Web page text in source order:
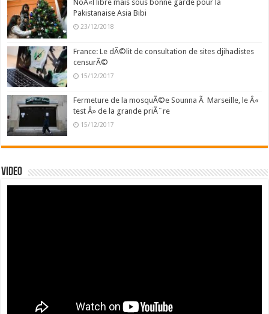
NoÃ«l libre mais sous bonne garde pour la
Pakistanaise Asia Bibi
23/12/2018
France: Le dÃ©lit de consultation de sites djihadistes
censurÃ©
15/12/2017
Fermeture de la mosquÃ©e Sounna Ã Marseille, le Â«
test Â» de la grande priÃ¨re
15/12/2017
Video